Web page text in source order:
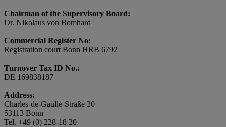
Chairman of the Supervisory Board:
Dr. Nikolaus von Bomhard
Commercial Register No:
Registration court Bonn HRB 6792
Turnover Tax ID No.:
DE 169838187
Address:
Charles-de-Gaulle-Straße 20
53113 Bonn
Tel. +49 (0) 228-18 20